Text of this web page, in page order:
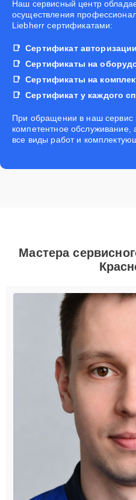
Наш сервисный центр
осуществления
Liebherr сертификатами:
Сертификат авторизации
Сертификаты на
Сертификаты на
Сертификат у каждого
При обращении в наш сервис
компетентное обслуживание,
все виды работ и
Мастера